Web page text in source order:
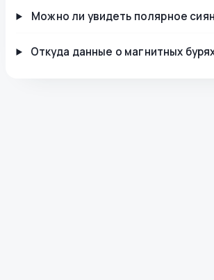
Можно ли увидеть полярное
Откуда данные о магнитных